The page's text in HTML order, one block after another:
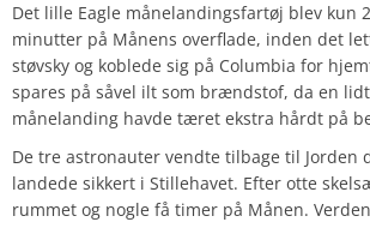
Det lille Eagle månelandingsfartøj blev kun
minutter på Månens overflade, inden det
støvsky og koblede sig på Columbia for
spares på såvel ilt som brændstof, da en
månelanding havde tæret ekstra hårdt på
De tre astronauter vendte tilbage til Jorden
landede sikkert i Stillehavet. Efter otte
rummet og nogle få timer på Månen.